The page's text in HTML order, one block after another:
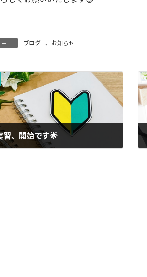
ー ブログ 、 お知らせ
習、開始です🌟